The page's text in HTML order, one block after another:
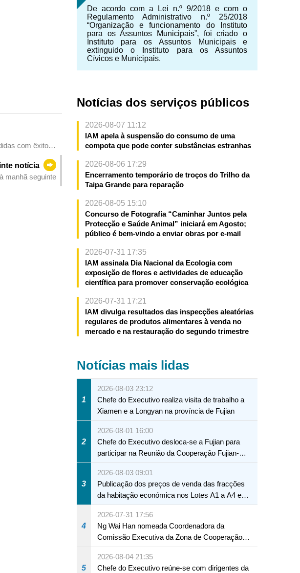
com êxito
notícia
manhã seguinte
De acordo com a Lei n.º 9/2018 e com o
Regulamento Administrativo n.º 25/2018
“Organização e funcionamento do Instituto
para os Assuntos Municipais”, foi criado o
Instituto para os Assuntos Municipais e
extinguido o Instituto para os Assuntos
Cívicos e Municipais.
Notícias dos serviços públicos
2026-08-07 11:12
IAM apela à suspensão do consumo de uma
compota que pode conter substâncias estranhas
2026-08-06 17:29
Encerramento temporário de troços do Trilho da
Taipa Grande para reparação
2026-08-05 15:10
Concurso de Fotografia “Caminhar Juntos pela
Protecção e Saúde Animal” iniciará em Agosto;
público é bem-vindo a enviar obras por e-mail
2026-07-31 17:35
IAM assinala Dia Nacional da Ecologia com
exposição de flores e actividades de educação
científica para promover conservação ecológica
2026-07-31 17:21
IAM divulga resultados das inspecções aleatórias
regulares de produtos alimentares à venda no
mercado e na restauração do segundo trimestre
Notícias mais lidas
1
2026-08-03 23:12
Chefe do Executivo realiza visita de trabalho a
Xiamen e a Longyan na província de Fujian
2
2026-08-01 16:00
Chefe do Executivo desloca-se a Fujian para
participar na Reunião da Cooperação Fujian-
Macau
3
2026-08-03 09:01
Publicação dos preços de venda das fracções
da habitação económica nos Lotes A1 a A4 e
A12 da Zona A dos Novos Aterros
4
2026-07-31 17:56
Ng Wai Han nomeada Coordenadora da
Comissão Executiva da Zona de Cooperação
Aprofundada entre Guangdong e Macau em
Hengqin
5
2026-08-04 21:35
Chefe do Executivo reúne-se com dirigentes da